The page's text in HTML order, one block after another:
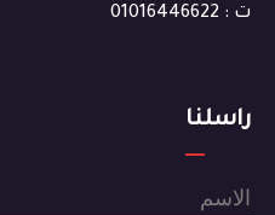
ت : 01016446622
راسلنا
الاسم